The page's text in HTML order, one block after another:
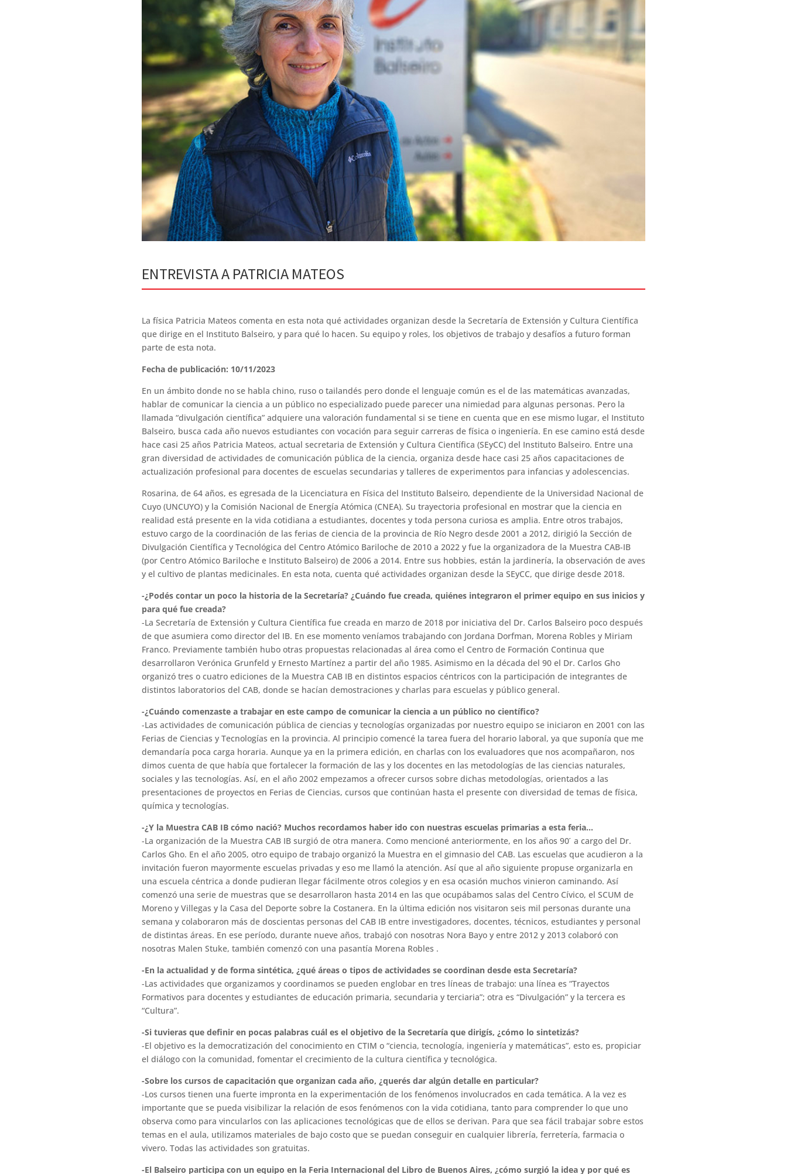
ENTREVISTA A PATRICIA MATEOS
La física Patricia Mateos comenta en esta nota qué actividades organizan desde la Secretaría de Extensión y Cultura Científica
que dirige en el Instituto Balseiro, y para qué lo hacen. Su equipo y roles, los objetivos de trabajo y desafíos a futuro forman
parte de esta nota.
Fecha de publicación: 10/11/2023
En un ámbito donde no se habla chino, ruso o tailandés pero donde el lenguaje común es el de las matemáticas avanzadas,
hablar de comunicar la ciencia a un público no especializado puede parecer una nimiedad para algunas personas. Pero la
llamada “divulgación científica” adquiere una valoración fundamental si se tiene en cuenta que en ese mismo lugar, el Instituto
Balseiro, busca cada año nuevos estudiantes con vocación para seguir carreras de física o ingeniería. En ese camino está desde
hace casi 25 años Patricia Mateos, actual secretaria de Extensión y Cultura Científica (SEyCC) del Instituto Balseiro. Entre una
gran diversidad de actividades de comunicación pública de la ciencia, organiza desde hace casi 25 años capacitaciones de
actualización profesional para docentes de escuelas secundarias y talleres de experimentos para infancias y adolescencias.
Rosarina, de 64 años, es egresada de la Licenciatura en Física del Instituto Balseiro, dependiente de la Universidad Nacional de
Cuyo (UNCUYO) y la Comisión Nacional de Energía Atómica (CNEA). Su trayectoria profesional en mostrar que la ciencia en
realidad está presente en la vida cotidiana a estudiantes, docentes y toda persona curiosa es amplia. Entre otros trabajos,
estuvo cargo de la coordinación de las ferias de ciencia de la provincia de Río Negro desde 2001 a 2012, dirigió la Sección de
Divulgación Científica y Tecnológica del Centro Atómico Bariloche de 2010 a 2022 y fue la organizadora de la Muestra CAB-IB
(por Centro Atómico Bariloche e Instituto Balseiro) de 2006 a 2014. Entre sus hobbies, están la jardinería, la observación de aves
y el cultivo de plantas medicinales. En esta nota, cuenta qué actividades organizan desde la SEyCC, que dirige desde 2018.
-¿Podés contar un poco la historia de la Secretaría? ¿Cuándo fue creada, quiénes integraron el primer equipo en sus inicios y
para qué fue creada?
-La Secretaría de Extensión y Cultura Científica fue creada en marzo de 2018 por iniciativa del Dr. Carlos Balseiro poco después
de que asumiera como director del IB. En ese momento veníamos trabajando con Jordana Dorfman, Morena Robles y Miriam
Franco. Previamente también hubo otras propuestas relacionadas al área como el Centro de Formación Continua que
desarrollaron Verónica Grunfeld y Ernesto Martínez a partir del año 1985. Asimismo en la década del 90 el Dr. Carlos Gho
organizó tres o cuatro ediciones de la Muestra CAB IB en distintos espacios céntricos con la participación de integrantes de
distintos laboratorios del CAB, donde se hacían demostraciones y charlas para escuelas y público general.
-¿Cuándo comenzaste a trabajar en este campo de comunicar la ciencia a un público no científico?
-Las actividades de comunicación pública de ciencias y tecnologías organizadas por nuestro equipo se iniciaron en 2001 con las
Ferias de Ciencias y Tecnologías en la provincia. Al principio comencé la tarea fuera del horario laboral, ya que suponía que me
demandaría poca carga horaria. Aunque ya en la primera edición, en charlas con los evaluadores que nos acompañaron, nos
dimos cuenta de que había que fortalecer la formación de las y los docentes en las metodologías de las ciencias naturales,
sociales y las tecnologías. Así, en el año 2002 empezamos a ofrecer cursos sobre dichas metodologías, orientados a las
presentaciones de proyectos en Ferias de Ciencias, cursos que continúan hasta el presente con diversidad de temas de física,
química y tecnologías.
-¿Y la Muestra CAB IB cómo nació? Muchos recordamos haber ido con nuestras escuelas primarias a esta feria…
-La organización de la Muestra CAB IB surgió de otra manera. Como mencioné anteriormente, en los años 90 ́ a cargo del Dr.
Carlos Gho. En el año 2005, otro equipo de trabajo organizó la Muestra en el gimnasio del CAB. Las escuelas que acudieron a la
invitación fueron mayormente escuelas privadas y eso me llamó la atención. Así que al año siguiente propuse organizarla en
una escuela céntrica a donde pudieran llegar fácilmente otros colegios y en esa ocasión muchos vinieron caminando. Así
comenzó una serie de muestras que se desarrollaron hasta 2014 en las que ocupábamos salas del Centro Cívico, el SCUM de
Moreno y Villegas y la Casa del Deporte sobre la Costanera. En la última edición nos visitaron seis mil personas durante una
semana y colaboraron más de doscientas personas del CAB IB entre investigadores, docentes, técnicos, estudiantes y personal
de distintas áreas. En ese período, durante nueve años, trabajó con nosotras Nora Bayo y entre 2012 y 2013 colaboró con
nosotras Malen Stuke, también comenzó con una pasantía Morena Robles .
-En la actualidad y de forma sintética, ¿qué áreas o tipos de actividades se coordinan desde esta Secretaría?
-Las actividades que organizamos y coordinamos se pueden englobar en tres líneas de trabajo: una línea es “Trayectos
Formativos para docentes y estudiantes de educación primaria, secundaria y terciaria”; otra es “Divulgación” y la tercera es
“Cultura”.
-Si tuvieras que definir en pocas palabras cuál es el objetivo de la Secretaría que dirigís, ¿cómo lo sintetizás?
-El objetivo es la democratización del conocimiento en CTIM o “ciencia, tecnología, ingeniería y matemáticas”, esto es, propiciar
el diálogo con la comunidad, fomentar el crecimiento de la cultura científica y tecnológica.
-Sobre los cursos de capacitación que organizan cada año, ¿querés dar algún detalle en particular?
-Los cursos tienen una fuerte impronta en la experimentación de los fenómenos involucrados en cada temática. A la vez es
importante que se pueda visibilizar la relación de esos fenómenos con la vida cotidiana, tanto para comprender lo que uno
observa como para vincularlos con las aplicaciones tecnológicas que de ellos se derivan. Para que sea fácil trabajar sobre estos
temas en el aula, utilizamos materiales de bajo costo que se puedan conseguir en cualquier librería, ferretería, farmacia o
vivero. Todas las actividades son gratuitas.
-El Balseiro participa con un equipo en la Feria Internacional del Libro de Buenos Aires, ¿cómo surgió la idea y por qué es